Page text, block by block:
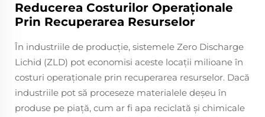
Reducerea Costurilor Operaționale
Prin Recuperarea Resurselor
În industriile de producție, sistemele Zero Discharge
Lichid (ZLD) pot economisi aceste locații milioane în
costuri operaționale prin recuperarea resurselor. Dacă
industriile pot să proceseze materialele deșeu în
produse pe piață, cum ar fi apa reciclată și chimicale